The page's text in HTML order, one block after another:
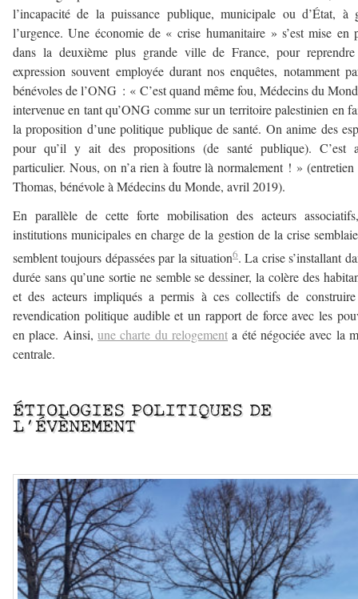
l’incapacité de la puissance publique, municipale ou d’État, à
l’urgence. Une économie de « crise humanitaire » s’est mise en
dans la deuxième plus grande ville de France, pour
expression souvent employée durant nos enquêtes, notamment
bénévoles de l’ONG : « C’est quand même fou, Médecins du
intervenue en tant qu’ONG comme sur un territoire palestinien en
la proposition d’une politique publique de santé. On anime des
pour qu’il y ait des propositions (de santé publique). C’est
particulier. Nous, on n’a rien à foutre là normalement ! » (entretien
Thomas, bénévole à Médecins du Monde, avril 2019).
En parallèle de cette forte mobilisation des acteurs
institutions municipales en charge de la gestion de la crise
semblent toujours dépassées par la situation6. La crise s’installant
durée sans qu’une sortie ne semble se dessiner, la colère des
et des acteurs impliqués a permis à ces collectifs de
revendication politique audible et un rapport de force avec les
en place. Ainsi, une charte du relogement a été négociée avec la
centrale.
ÉTIOLOGIES POLITIQUES DE
L’ÉVÈNEMENT